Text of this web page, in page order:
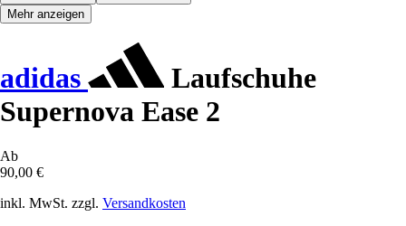
Mehr anzeigen
adidas
Laufschuhe
Supernova Ease 2
Ab
90,00 €
inkl. MwSt. zzgl. Versandkosten